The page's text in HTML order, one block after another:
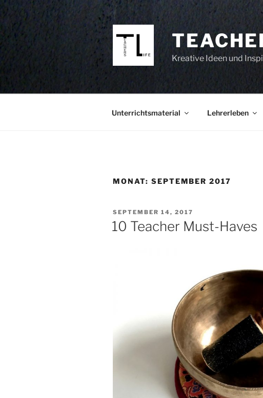
Inhalt
Kreative Ideen und
Unterrichtsmaterial Lehrerleben
MONAT: SEPTEMBER 2017
VERÖFFENTLICHT
AM
SEPTEMBER 14, 2017
10 Teacher Must-Haves